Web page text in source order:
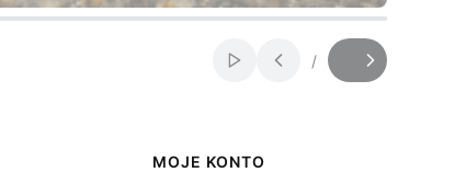
Włącz automatyczne
Slajd
/
z
MOJE KONTO